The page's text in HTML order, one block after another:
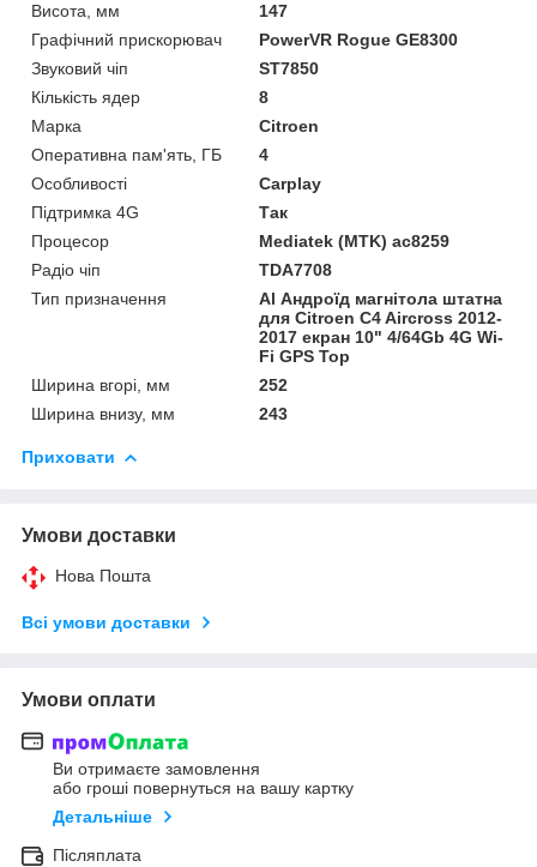
Висота, мм
147
Графічний прискорювач
PowerVR Rogue GE8300
Звуковий чіп
ST7850
Кількість ядер
8
Марка
Citroen
Оперативна пам'ять, ГБ
4
Особливості
Carplay
Підтримка 4G
Так
Процесор
Mediatek (MTK) ac8259
Радіо чіп
TDA7708
Тип призначення
Al Андроїд магнітола штатна
для Citroen C4 Aircross 2012-
2017 екран 10" 4/64Gb 4G Wi-
Fi GPS Top
Ширина вгорі, мм
252
Ширина внизу, мм
243
Приховати
Умови доставки
Нова Пошта
Всі умови доставки
Умови оплати
Ви отримаєте замовлення
або гроші повернуться на вашу картку
Детальніше
Післяплата